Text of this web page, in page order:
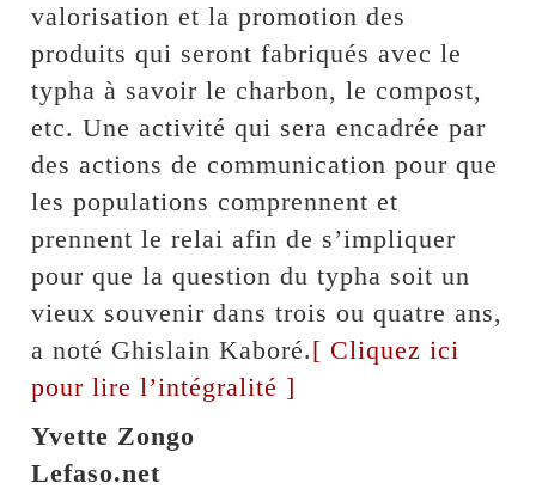
valorisation et la promotion des
produits qui seront fabriqués avec le
typha à savoir le charbon, le compost,
etc. Une activité qui sera encadrée par
des actions de communication pour que
les populations comprennent et
prennent le relai afin de s’impliquer
pour que la question du typha soit un
vieux souvenir dans trois ou quatre ans,
a noté Ghislain Kaboré.[ Cliquez ici
pour lire l’intégralité ]
Yvette Zongo
Lefaso.net